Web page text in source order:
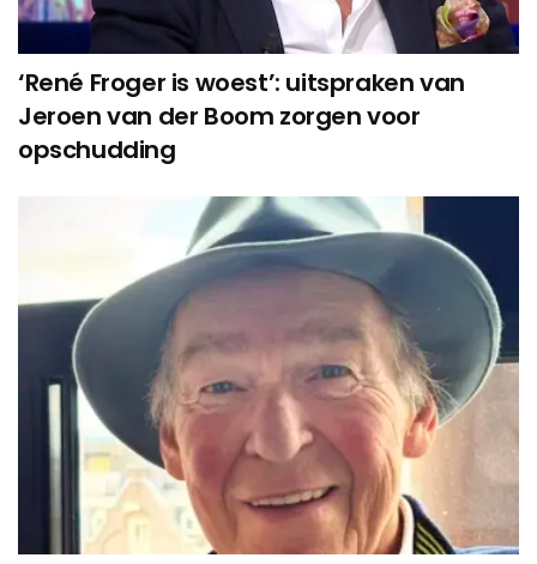
‘René Froger is woest’: uitspraken van
Jeroen van der Boom zorgen voor
opschudding